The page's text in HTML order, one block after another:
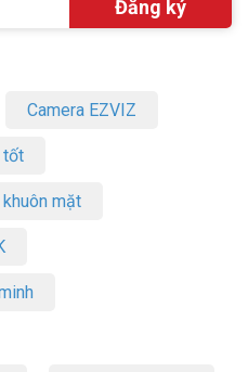
Camera EZVIZ
tốt
mặt